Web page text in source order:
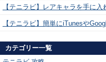
【テニラビ】レアキャラを手に
【テニラビ】簡単にiTunesや
カテゴリー一覧